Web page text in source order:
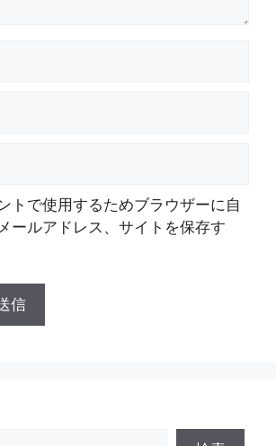
トで使用するためブラウザーに自
ールアドレス、サイトを保存す